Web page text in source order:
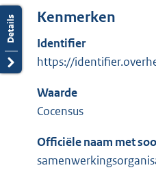
Kenmerken
Identifier
https://
Waarde
Cocensus
Officiële naam met